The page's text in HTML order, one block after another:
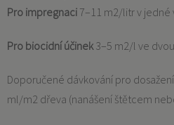
Pro impregnaci 7–11 m2/litr v jedné
Pro biocidní účinek3–5 m2/l ve
Doporučené dávkování pro
ml/m2 dřeva (nanášení štětcem